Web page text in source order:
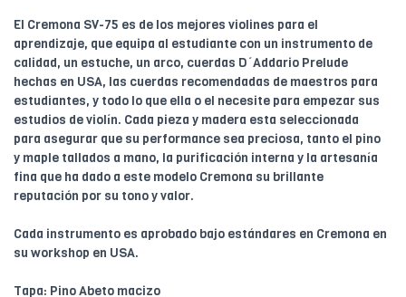
El Cremona SV-75 es de los mejores violines para el
aprendizaje, que equipa al estudiante con un instrumento de
calidad, un estuche, un arco, cuerdas D´Addario Prelude
hechas en USA, las cuerdas recomendadas de maestros para
estudiantes, y todo lo que ella o el necesite para empezar sus
estudios de violín. Cada pieza y madera esta seleccionada
para asegurar que su performance sea preciosa, tanto el pino
y maple tallados a mano, la purificación interna y la artesanía
fina que ha dado a este modelo Cremona su brillante
reputación por su tono y valor.
Cada instrumento es aprobado bajo estándares en Cremona en
su workshop en USA.
Tapa: Pino Abeto macizo